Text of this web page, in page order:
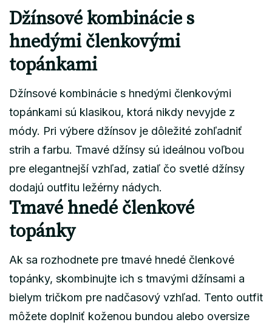
Džínsové kombinácie s
hnedými členkovými
topánkami
Džínsové kombinácie s hnedými členkovými
topánkami sú klasikou, ktorá nikdy nevyjde z
módy. Pri výbere džínsov je dôležité zohľadniť
strih a farbu. Tmavé džínsy sú ideálnou voľbou
pre elegantnejší vzhľad, zatiaľ čo svetlé džínsy
dodajú outfitu ležérny nádych.
Tmavé hnedé členkové
topánky
Ak sa rozhodnete pre tmavé hnedé členkové
topánky, skombinujte ich s tmavými džínsami a
bielym tričkom pre nadčasový vzhľad. Tento outfit
môžete doplniť koženou bundou alebo oversize